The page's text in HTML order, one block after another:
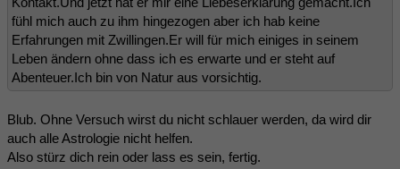
fühl mich auch zu ihm hingezogen aber ich hab keine
Erfahrungen mit Zwillingen.Er will für mich einiges in seinem
Leben ändern ohne dass ich es erwarte und er steht auf
Abenteuer.Ich bin von Natur aus vorsichtig.
Blub. Ohne Versuch wirst du nicht schlauer werden, da wird dir
auch alle Astrologie nicht helfen.
Also stürz dich rein oder lass es sein, fertig.